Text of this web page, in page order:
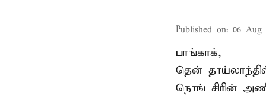
Published on: 06 Aug
பாங்காக்,
தென்
நொங் சிரின்